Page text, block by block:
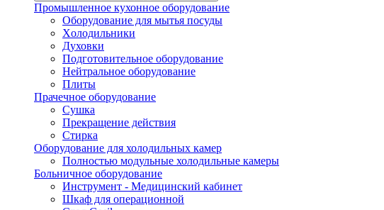
Промышленное кухонное оборудование
Оборудование для мытья посуды
Xолодильники
Духовки
Подготовительное оборудование
Нейтральное оборудование
Плиты
Прачечное оборудование
Сушка
Прекращение действия
Стирка
Оборудование для холодильных камер
Полностью модульные холодильные камеры
Больничное оборудование
Инструмент - Медицинский кабинет
Шкаф для операционной